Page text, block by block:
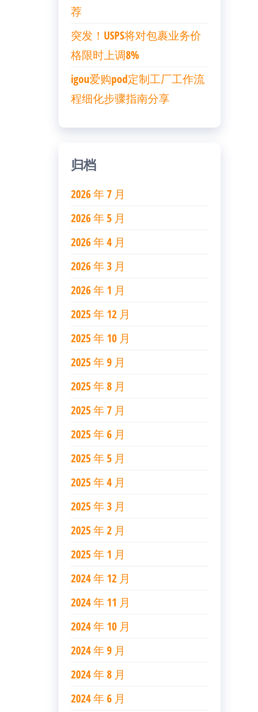
荐
突发！USPS将对包裹业务价
格限时上调8%
igou爱购pod定制工厂工作流
程细化步骤指南分享
归档
2026 年 7 月
2026 年 5 月
2026 年 4 月
2026 年 3 月
2026 年 1 月
2025 年 12 月
2025 年 10 月
2025 年 9 月
2025 年 8 月
2025 年 7 月
2025 年 6 月
2025 年 5 月
2025 年 4 月
2025 年 3 月
2025 年 2 月
2025 年 1 月
2024 年 12 月
2024 年 11 月
2024 年 10 月
2024 年 9 月
2024 年 8 月
2024 年 6 月